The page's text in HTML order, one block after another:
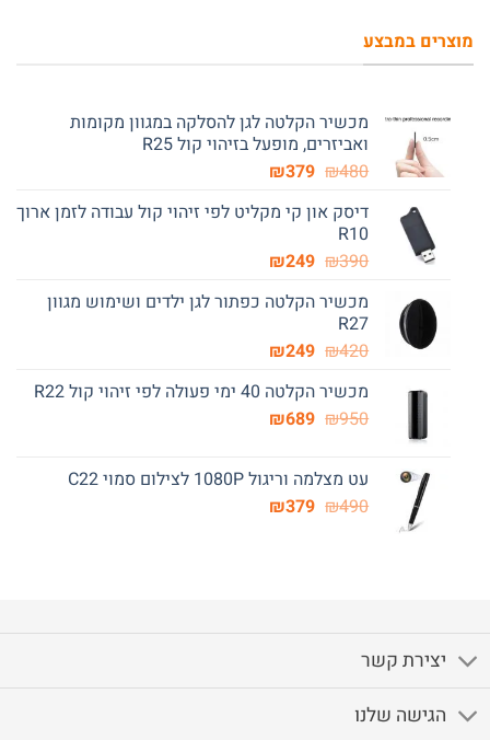
מוצרים במבצע
מכשיר הקלטה לגן להסלקה במגוון מקומות
ואביזרים, מופעל בזיהוי קול R25
₪480
המחיר
היה:
₪379 המחיר
הוא:
דיסק און קי מקליט לפי זיהוי קול עבודה לזמן ארוך
R10
₪390
המחיר
היה:
₪249 המחיר
הוא:
מכשיר הקלטה כפתור לגן ילדים ושימוש מגוון
R27
₪420
המחיר
היה:
₪420.
₪249 המחיר
הוא:
₪249.
מכשיר הקלטה 40 ימי פעולה לפי זיהוי קול R22
₪950
המחיר
₪950.
₪689 המחיר
₪689.עט מצלמה וריגול 1080P לצילום סמוי C22
₪490
המחיר
₪379 המחיר
יצירת קשר
הגישה שלנו